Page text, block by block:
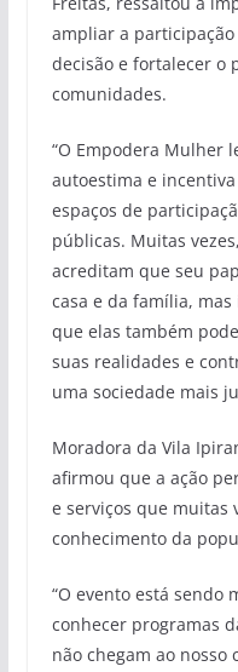
ampliar a
decisão e fortalecer o
comunidades.
“O Empodera Mulher
autoestima e
espaços de
públicas. Muitas
acreditam que seu
casa e da família,
que elas também
suas realidades e
uma sociedade mais
Moradora da Vila
afirmou que a ação
e serviços que muitas
conhecimento da
“O evento está sendo
conhecer programas
não chegam ao nosso